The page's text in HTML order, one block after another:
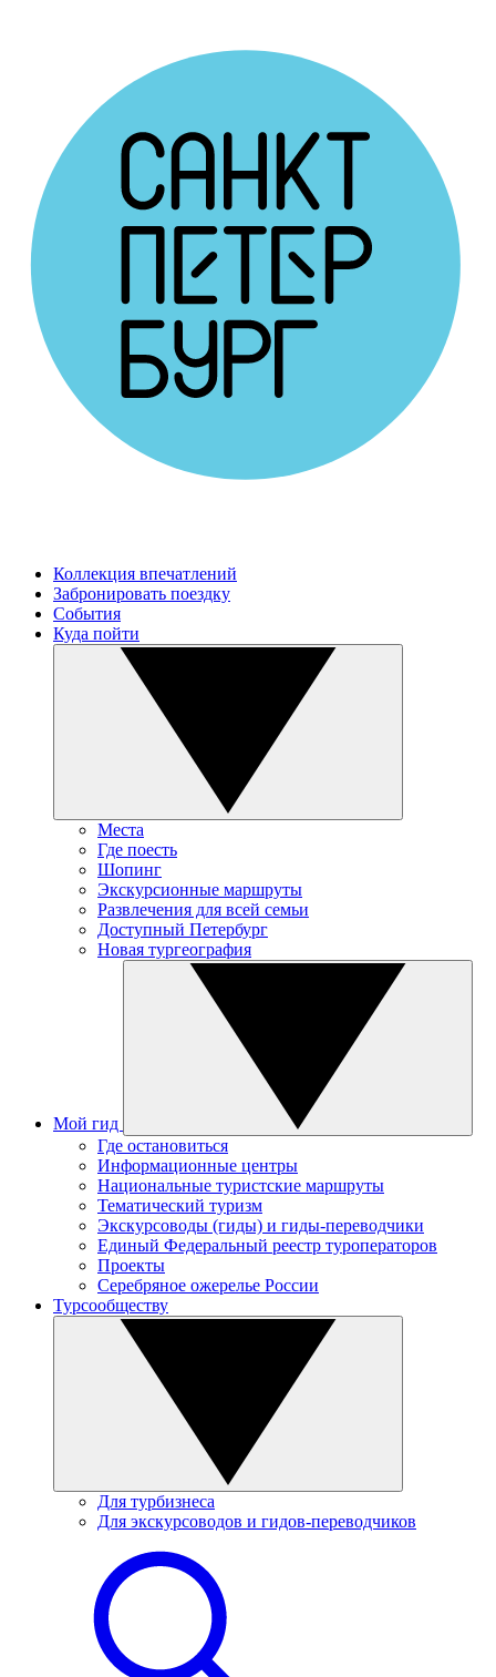
Коллекция впечатлений
Забронировать поездку
События
Куда пойти
Места
Где поесть
Шопинг
Экскурсионные маршруты
Развлечения для всей семьи
Доступный Петербург
Новая тургеография
Мой гид
Где остановиться
Информационные центры
Национальные туристские маршруты
Тематический туризм
Экскурсоводы (гиды) и гиды-переводчики
Единый Федеральный реестр туроператоров
Проекты
Серебряное ожерелье России
Турсообществу
Для турбизнеса
Для экскурсоводов и гидов-переводчиков